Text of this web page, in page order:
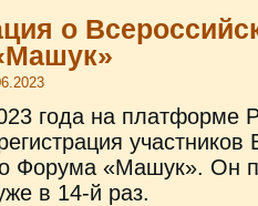
о
года на платформе
участников
Форума «Машук». Он
в 14-й раз.